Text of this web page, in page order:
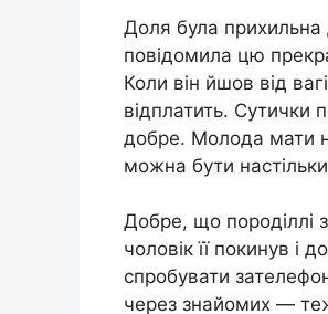
Доля була прихильна
повідомила цю
Коли він йшов від
відплатить. Сутички
добре. Молода мати
можна бути
Добре, що породіллі
чоловік її покинув і
спробувати
через знайомих —